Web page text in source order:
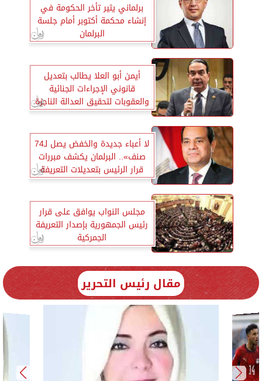
برلماني يثير تأخر الحكومة في
إنشاء محكمة أكتوبر أمام جلسة
البرلمان
أيمن أبو العلا يطالب بتعديل
قانوني الإجراءات الجنائية
والعقوبات لتحقيق العدالة الناجزة
لا أعباء جديدة والخفض يصل لـ74
صنف».. البرلمان يكشف مبررات
قرار الرئيس بتعديلات التعريفة
الجمركية
مجلس النواب يوافق على قرار
رئيس الجمهورية بإصدار التعريفة
الجمركية
مقال رئيس التحرير